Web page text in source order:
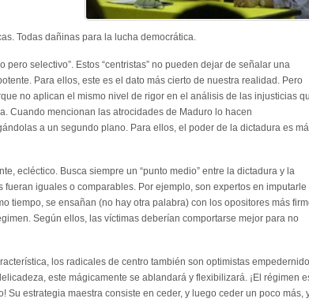
Todas dañinas para la lucha democrática.
pero selectivo”. Estos “centristas” no pueden dejar de señalar una
Para ellos, este es el dato más cierto de nuestra realidad. Pero
no aplican el mismo nivel de rigor en el análisis de las injusticias
Cuando mencionan las atrocidades de Maduro lo hacen
a un segundo plano. Para ellos, el poder de la dictadura es
ecléctico. Busca siempre un “punto medio” entre la dictadura y la
iguales o comparables. Por ejemplo, son expertos en imputarle
tiempo, se ensañan (no hay otra palabra) con los opositores más
Según ellos, las víctimas deberían comportarse mejor para no
los radicales de centro también son optimistas
este mágicamente se ablandará y flexibilizará. ¡El régimen
Su estrategia maestra consiste en ceder, y luego ceder un poco más,